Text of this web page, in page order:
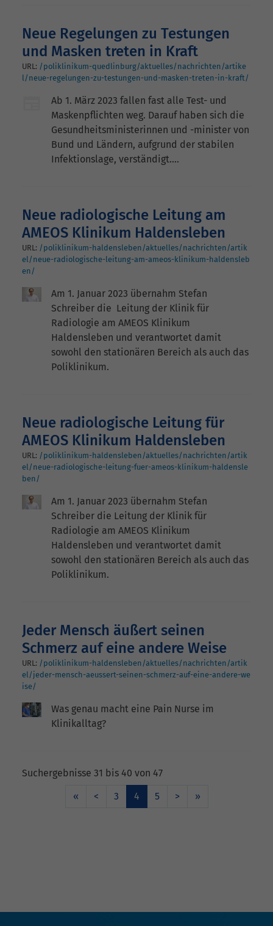
Neue Regelungen zu Testungen
und Masken treten in Kraft
URL: /poliklinikum-quedlinburg/aktuelles/nachrichten/artike
l/neue-regelungen-zu-testungen-und-masken-treten-in-kraft/
Ab 1. März 2023 fallen fast alle Test- und
Maskenpflichten weg. Darauf haben sich die
Gesundheitsministerinnen und -minister von
Bund und Ländern, aufgrund der stabilen
Infektionslage, verständigt.…
Neue radiologische Leitung am
AMEOS Klinikum Haldensleben
URL: /poliklinikum-haldensleben/aktuelles/nachrichten/artik
el/neue-radiologische-leitung-am-ameos-klinikum-haldensleb
en/
Am 1. Januar 2023 übernahm Stefan
Schreiber die Leitung der Klinik für
Radiologie am AMEOS Klinikum
Haldensleben und verantwortet damit
sowohl den stationären Bereich als auch das
Poliklinikum.
Neue radiologische Leitung für
AMEOS Klinikum Haldensleben
URL: /poliklinikum-haldensleben/aktuelles/nachrichten/artik
el/neue-radiologische-leitung-fuer-ameos-klinikum-haldensle
ben/
Am 1. Januar 2023 übernahm Stefan
Schreiber die Leitung der Klinik für
Radiologie am AMEOS Klinikum
Haldensleben und verantwortet damit
sowohl den stationären Bereich als auch das
Poliklinikum.
Jeder Mensch äußert seinen
Schmerz auf eine andere Weise
URL: /poliklinikum-haldensleben/aktuelles/nachrichten/artik
el/jeder-mensch-aeussert-seinen-schmerz-auf-eine-andere-we
ise/
Was genau macht eine Pain Nurse im
Klinikalltag?
Suchergebnisse 31 bis 40 von 47
«
< 3 4 5 > »